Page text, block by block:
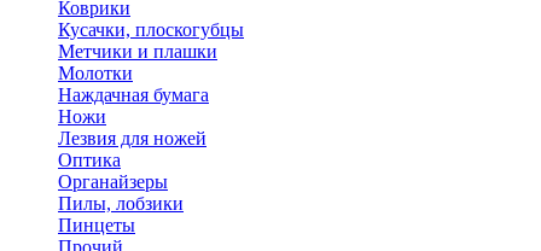
Коврики
Кусачки, плоскогубцы
Метчики и плашки
Молотки
Наждачная бумага
Ножи
Лезвия для ножей
Оптика
Органайзеры
Пилы, лобзики
Пинцеты
Прочий